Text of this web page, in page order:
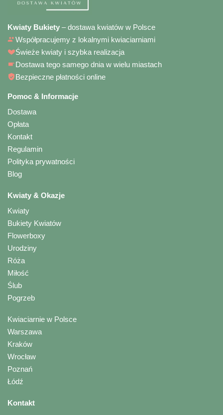
Kwiaty Bukiety – dostawa kwiatów w Polsce
Współpracujemy z lokalnymi kwiaciarniami
Świeże kwiaty i szybka realizacja
Dostawa tego samego dnia w wielu miastach
Bezpieczne płatności online
Pomoc & Informacje
Dostawa
Opłata
Kontakt
Regulamin
Polityka prywatności
Blog
Kwiaty & Okazje
Kwiaty
Bukiety Kwiatów
Flowerboxy
Urodziny
Róża
Miłość
Ślub
Pogrzeb
Kwiaciarnie w Polsce
Warszawa
Kraków
Wrocław
Poznań
Łódź
Kontakt